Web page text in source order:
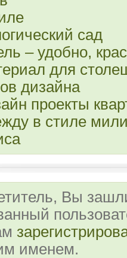
сад
– удобно,
для
дизайна
проекты
в стиле
Вы
именем.